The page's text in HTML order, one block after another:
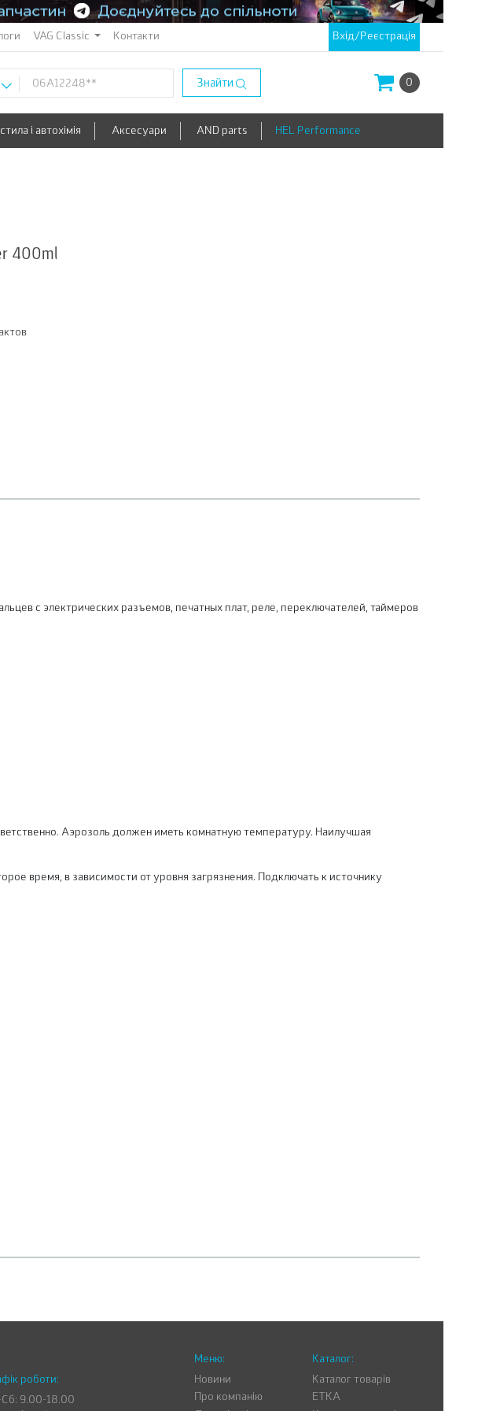
VAG Classic Контакти Вхід/Реєстрація
Знайти 0
і автохімія Аксесуари AND parts HEL Performance
400ml
с электрических разъемов, печатных плат, реле, переключателей, таймеров
Аэрозоль должен иметь комнатную температуру. Наилучшая
время, в зависимости от уровня загрязнения. Подключать к источнику
роботи:
Сб: 9.00-18.00
Каталог:
Каталог товарів
ETKA
Меню:
Новини
Про компанію